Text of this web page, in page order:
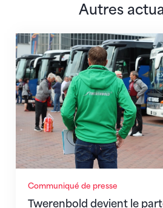
Autres
Communiqué de presse
Twerenbold devient le
Twerenbold devient le